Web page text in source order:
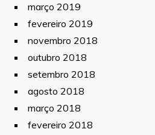
março 2019
fevereiro 2019
novembro 2018
outubro 2018
setembro 2018
agosto 2018
março 2018
fevereiro 2018